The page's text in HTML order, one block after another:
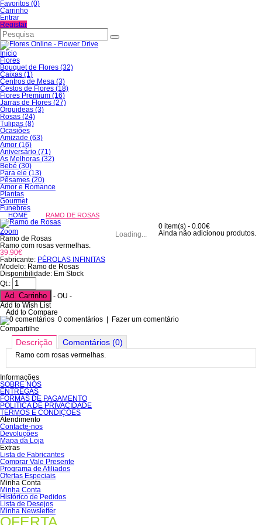
Favoritos (0)
Carrinho
Entrar
Registar
Início
Flores
Bouquet de Flores (32)
Caixas (1)
Centros de Mesa (3)
Cestos de Flores (18)
Flores Premium (16)
Jarras de Flores (27)
Orquideas (3)
Rosas (24)
Tulipas (8)
Ocasiões
Amizade (63)
Amor (16)
Aniversário (71)
As Melhoras (32)
Bebé (30)
Para ele (13)
Pêsames (20)
Amor e Romance
Plantas
Gourmet
Funebres
0 item(s) - 0.00€
Ainda não adicionou produtos.
HOME RAMO DE ROSAS
Zoom Loading...
Ramo de Rosas
Ramo com rosas vermelhas.
39.90€
Fabricante: PÉROLAS INFINITAS
Modelo: Ramo de Rosas
Disponibilidade: Em Stock
Qt.:
Ad. Carrinho
- OU -
Add to Wish List
Add to Compare
0 comentários
Fazer um comentário
Compartilhe
Descrição Comentários (0)
Ramo com rosas vermelhas.
Informações
SOBRE NÓS
ENTREGAS
FORMAS DE PAGAMENTO
POLÍTICA DE PRIVACIDADE
TERMOS E CONDIÇÕES
Atendimento
Contacte-nos
Devoluções
Mapa da Loja
Extras
Lista de Fabricantes
Comprar Vale Presente
Programa de Afiliados
Ofertas Especiais
Minha Conta
Minha Conta
Histórico de Pedidos
Lista de Desejos
Minha Newsletter
OFERTA